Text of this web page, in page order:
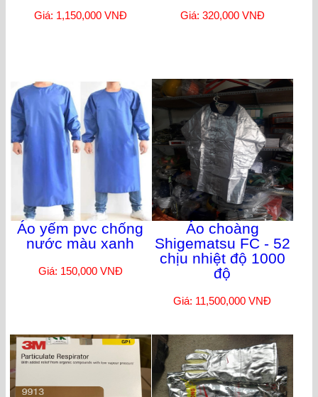
Giá: 1,150,000 VNĐ Giá: 320,000 VNĐ
Áo yếm pvc chống
nước màu xanh
Giá: 150,000 VNĐ
Áo choàng
Shigematsu FC - 52
chịu nhiệt độ 1000
độ
Giá: 11,500,000 VNĐ